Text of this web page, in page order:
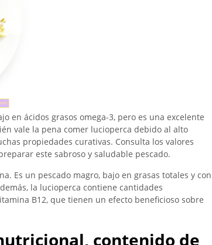
en ácidos grasos omega-3, pero es una excelente
vale la pena comer lucioperca debido al alto
propiedades curativas. Consulta los valores
este sabroso y saludable pescado.
Es un pescado magro, bajo en grasas totales y con
la lucioperca contiene cantidades
B12, que tienen un efecto beneficioso sobre
contenido de